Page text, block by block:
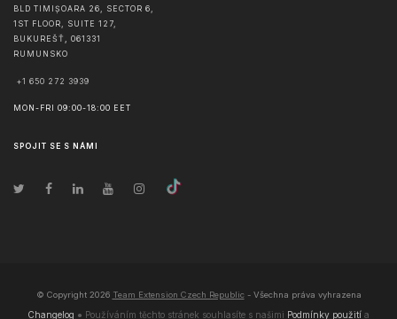
BLD TIMIȘOARA 26, SECTOR 6,
1ST FLOOR, SUITE 127,
BUKUREŠŤ , 061331
RUMUNSKO
+1 650 272 3939
MON-FRI 09:00-18:00 EET
SPOJIT SE S NÁMI
© Copyright 2026 Team Extension Czech Republic - Všechna práva vyhrazena
Changelog ● Používáním těchto stránek souhlasíte s našimi Podmínky použití a